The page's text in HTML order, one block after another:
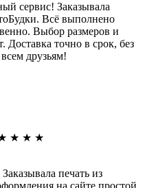
сервис! Заказывала
Всё выполнено
Выбор размеров и
Доставка точно в срок, без
друзьям!
★ ★ ★
печать из